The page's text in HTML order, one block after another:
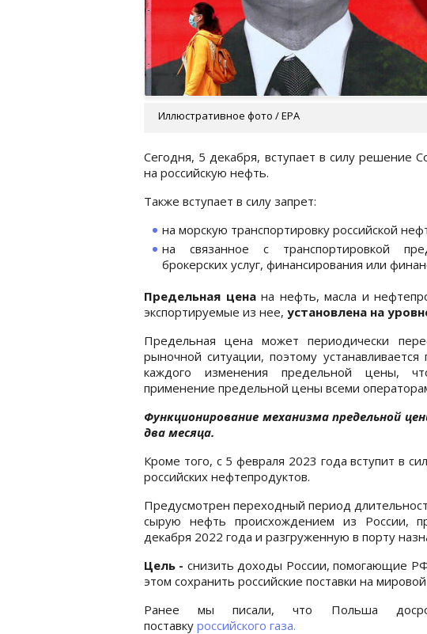
Иллюстративное фото / EPA
Сегодня, 5 декабря, вступает в силу решение
на российскую нефть.
Также вступает в силу запрет:
на морскую транспортировку российской
на связанное с транспортировкой
брокерских услуг, финансирования или
Предельная ценана нефть, масла и
экспортируемые из нее, установлена на
Предельная цена может периодически
рыночной ситуации, поэтому
каждого изменения предельной цены,
применение предельной цены всеми
Функционирование механизма предельной
два месяца.
Кроме того, с 5 февраля 2023 года вступит в
российских нефтепродуктов.
Предусмотрен переходный период
сырую нефть происхождением из России,
декабря 2022 года и разгруженную в порту
Цель - снизить доходы России, помогающие
этом сохранить российские поставки на
Ранее мы писали, что Польша
поставку российского газа.